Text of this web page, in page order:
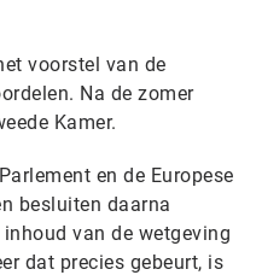
voorstel van de
Na de zomer
Kamer.
en de Europese
besluiten daarna
van de wetgeving
dat precies gebeurt, is